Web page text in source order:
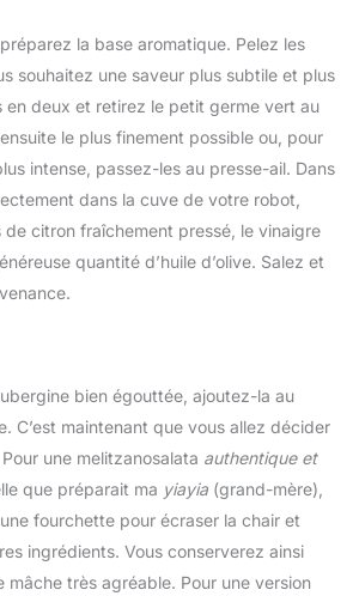
la base aromatique. Pelez les
souhaitez une saveur plus subtile et plus
deux et retirez le petit germe vert au
le plus finement possible ou, pour
intense, passez-les au presse-ail. Dans
dans la cuve de votre robot,
de citron fraîchement pressé, le vinaigre
quantité d’huile d’olive. Salez et
bien égouttée, ajoutez-la au
C’est maintenant que vous allez décider
une melitzanosalata authentique et
que préparait ma yiayia (grand-mère),
fourchette pour écraser la chair et
ingrédients. Vous conserverez ainsi
mâche très agréable. Pour une version